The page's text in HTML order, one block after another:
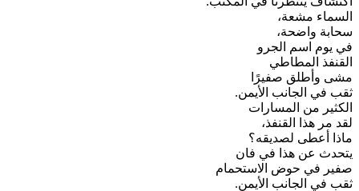
السماء مشعة،
سحابة واضحة،
في يوم اسم الجرو
القنفذ المطاطي
مشى وأطلق صفيرًا
ثقب في الجانب الأيمن.
الكثير من المسارات
لقد مر هذا القنفذ،
ماذا أعطى لصديقه؟
يتحدث عن هذا في فان
صفير في حوض الاستحمام
ثقب في الجانب الأيمن.